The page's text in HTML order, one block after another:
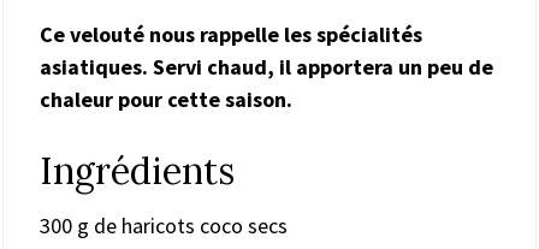
Ce velouté nous rappelle les spécialités
asiatiques. Servi chaud, il apportera un peu de
chaleur pour cette saison.
Ingrédients
300 g de haricots coco secs